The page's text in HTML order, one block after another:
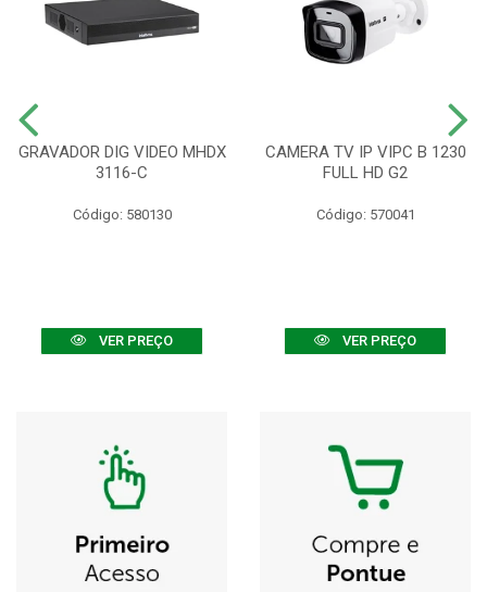
GRAVADOR DIG VIDEO MHDX
3116-C
Código: 580130
VER PREÇO
CAMERA TV IP VIPC B 1230
FULL HD G2
Código: 570041
VER PREÇO